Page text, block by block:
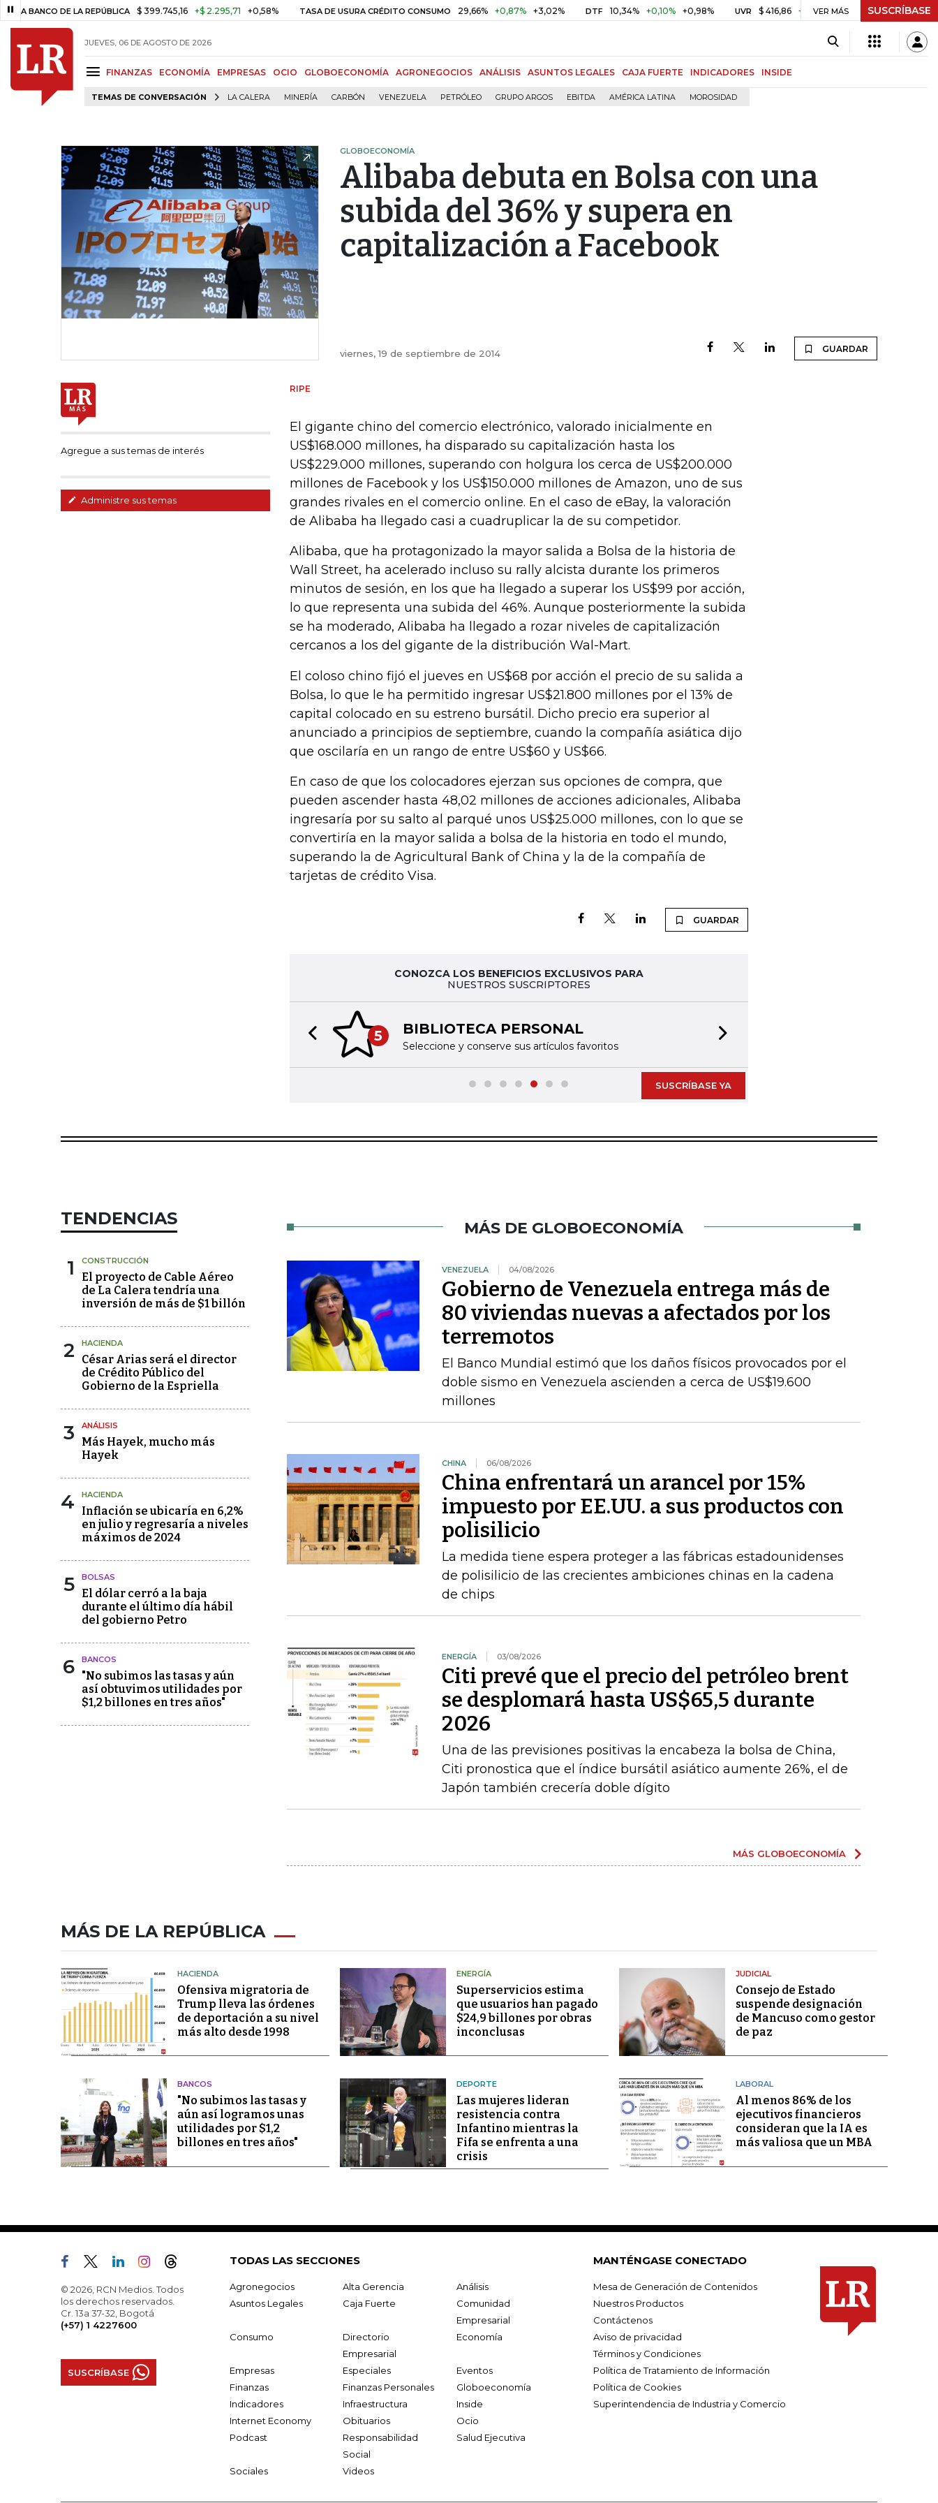
DE LA REPÚBLICA $ 399.745,16 +$ 2.295,71 +0,58% TASA DE USURA CRÉDITO CONSUMO 29,66% +0,87% +3,02% DTF 10,34% +0,10% +0,98% UVR $ 416,86 +$ 0,05 +0,01% BITCOIN US$
VER MÁS SUSCRÍBASE
JUEVES, 06 DE AGOSTO DE 2026
FINANZAS ECONOMÍA EMPRESAS OCIO GLOBOECONOMÍA AGRONEGOCIOS ANÁLISIS ASUNTOS LEGALES CAJA FUERTE INDICADORES INSIDE
TEMAS DE CONVERSACIÓN LA CALERA MINERÍA CARBÓN VENEZUELA PETRÓLEO GRUPO ARGOS EBITDA AMÉRICA LATINA MOROSIDAD
GLOBOECONOMÍA
Alibaba debuta en Bolsa con una
subida del 36% y supera en
capitalización a Facebook
viernes, 19 de septiembre de 2014 GUARDAR
Agregue a sus temas de interés
Administre sus temas
RIPE
El gigante chino del comercio electrónico, valorado inicialmente en
US$168.000 millones, ha disparado su capitalización hasta los
US$229.000 millones, superando con holgura los cerca de US$200.000
millones de Facebook y los US$150.000 millones de Amazon, uno de sus
grandes rivales en el comercio online. En el caso de eBay, la valoración
de Alibaba ha llegado casi a cuadruplicar la de su competidor.
Alibaba, que ha protagonizado la mayor salida a Bolsa de la historia de
Wall Street, ha acelerado incluso su rally alcista durante los primeros
minutos de sesión, en los que ha llegado a superar los US$99 por acción,
lo que representa una subida del 46%. Aunque posteriormente la subida
se ha moderado, Alibaba ha llegado a rozar niveles de capitalización
cercanos a los del gigante de la distribución Wal-Mart.
El coloso chino fijó el jueves en US$68 por acción el precio de su salida a
Bolsa, lo que le ha permitido ingresar US$21.800 millones por el 13% de
capital colocado en su estreno bursátil. Dicho precio era superior al
anunciado a principios de septiembre, cuando la compañía asiática dijo
que oscilaría en un rango de entre US$60 y US$66.
En caso de que los colocadores ejerzan sus opciones de compra, que
pueden ascender hasta 48,02 millones de acciones adicionales, Alibaba
ingresaría por su salto al parqué unos US$25.000 millones, con lo que se
convertiría en la mayor salida a bolsa de la historia en todo el mundo,
superando la de Agricultural Bank of China y la de la compañía de
tarjetas de crédito Visa.
GUARDAR
CONOZCA LOS BENEFICIOS EXCLUSIVOS PARA
NUESTROS SUSCRIPTORES
6 TINTA DIGITAL
Acceda a nuestras publicaciones impresas en formato digital
Previous slide
SUSCRÍBASE YA
TENDENCIAS
1 CONSTRUCCIÓN
El proyecto de Cable Aéreo
de La Calera tendría una
inversión de más de $1 billón
2 HACIENDA
César Arias será el director
de Crédito Público del
Gobierno de la Espriella
3 ANÁLISIS
Más Hayek, mucho más
Hayek
4 HACIENDA
Inflación se ubicaría en 6,2%
en julio y regresaría a niveles
máximos de 2024
5 BOLSAS
El dólar cerró a la baja
durante el último día hábil
del gobierno Petro
6 BANCOS
"No subimos las tasas y aún
así obtuvimos utilidades por
$1,2 billones en tres años"
MÁS DE GLOBOECONOMÍA
VENEZUELA 04/08/2026
Gobierno de Venezuela entrega más de
80 viviendas nuevas a afectados por los
terremotos
El Banco Mundial estimó que los daños físicos provocados por el
doble sismo en Venezuela ascienden a cerca de US$19.600
millones
CHINA 06/08/2026
China enfrentará un arancel por 15%
impuesto por EE.UU. a sus productos con
polisilicio
La medida tiene espera proteger a las fábricas estadounidenses
de polisilicio de las crecientes ambiciones chinas en la cadena
de chips
ENERGÍA 03/08/2026
Citi prevé que el precio del petróleo brent
se desplomará hasta US$65,5 durante
2026
Una de las previsiones positivas la encabeza la bolsa de China,
Citi pronostica que el índice bursátil asiático aumente 26%, el de
Japón también crecería doble dígito
MÁS GLOBOECONOMÍA
MÁS DE LA REPÚBLICA
HACIENDA
Ofensiva migratoria de
Trump lleva las órdenes
de deportación a su nivel
más alto desde 1998
ENERGÍA
Superservicios estima
que usuarios han pagado
$24,9 billones por obras
inconclusas
JUDICIAL
Consejo de Estado
suspende designación
de Mancuso como gestor
de paz
BANCOS
"No subimos las tasas y
aún así logramos unas
utilidades por $1,2
billones en tres años"
DEPORTE
Las mujeres lideran
resistencia contra
Infantino mientras la
Fifa se enfrenta a una
crisis
LABORAL
Al menos 86% de los
ejecutivos financieros
consideran que la IA es
más valiosa que un MBA
© 2026, RCN Medios. Todos
los derechos reservados.
Cr. 13a 37-32, Bogotá
(+57) 1 4227600
SUSCRÍBASE
TODAS LAS SECCIONES
Agronegocios Alta Gerencia
Análisis
Asuntos Legales
Caja Fuerte
Comunidad
Empresarial
Consumo
Directorio
Empresarial
Economía
Empresas Especiales
Eventos
Finanzas
Finanzas Personales
Globoeconomía
Indicadores
Infraestructura
Inside
Internet Economy
Obituarios
Ocio
Podcast
Responsabilidad
Social
Salud Ejecutiva
Sociales Videos
MANTÉNGASE CONECTADO
Mesa de Generación de Contenidos
Nuestros Productos
Contáctenos
Aviso de privacidad
Términos y Condiciones
Política de Tratamiento de Información
Política de Cookies
Superintendencia de Industria y Comercio